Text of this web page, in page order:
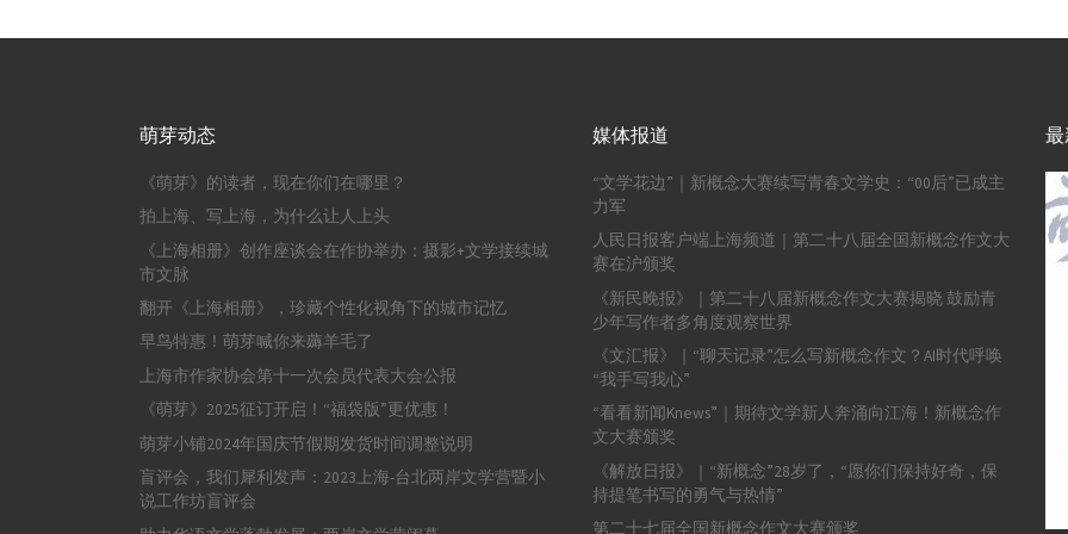
萌芽动态
《萌芽》的读者，现在你们在哪里？
拍上海、写上海，为什么让人上头
《上海相册》创作座谈会在作协举办：摄影+文学接续城
市文脉
翻开《上海相册》，珍藏个性化视角下的城市记忆
早鸟特惠！萌芽喊你来薅羊毛了
上海市作家协会第十一次会员代表大会公报
《萌芽》2025征订开启！“福袋版”更优惠！
萌芽小铺2024年国庆节假期发货时间调整说明
盲评会，我们犀利发声：2023上海-台北两岸文学营暨小
说工作坊盲评会
媒体报道
“文学花边”｜新概念大赛续写青春文学史：“00后”已成主
力军
人民日报客户端上海频道｜第二十八届全国新概念作文大
赛在沪颁奖
《新民晚报》｜第二十八届新概念作文大赛揭晓 鼓励青
少年写作者多角度观察世界
《文汇报》｜“聊天记录”怎么写新概念作文？AI时代呼唤
“我手写我心”
“看看新闻Knews”｜期待文学新人奔涌向江海！新概念作
文大赛颁奖
《解放日报》｜“新概念”28岁了，“愿你们保持好奇，保
持提笔书写的勇气与热情”
第二十七届全国新概念作文大赛颁奖